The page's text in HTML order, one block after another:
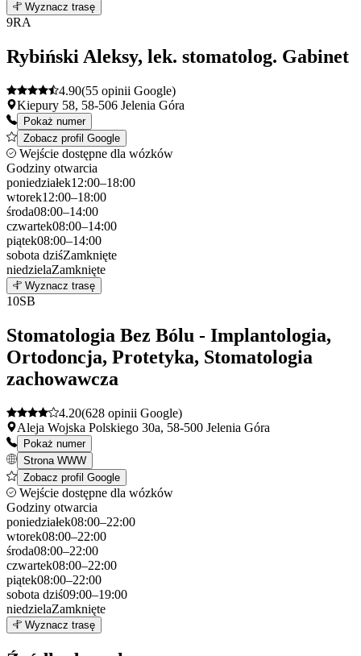
+
−
Wyznacz trasę
9RA
Rybiński Aleksy, lek. stomatolog. Gabinet
4.90(55 opinii Google)
Kiepury 58, 58-506 Jelenia Góra
Pokaż numer
Zobacz profil Google
Wejście dostępne dla wózków
Godziny otwarcia
poniedziałek12:00–18:00
wtorek12:00–18:00
środa08:00–14:00
czwartek08:00–14:00
piątek08:00–14:00
sobota dziśZamknięte
niedzielaZamknięte
+
Wyznacz trasę
10SB
Stomatologia Bez Bólu - Implantologia,
Ortodoncja, Protetyka, Stomatologia
zachowawcza
4.20(628 opinii Google)
Aleja Wojska Polskiego 30a, 58-500 Jelenia Góra
Pokaż numer
Strona WWW
Zobacz profil Google
Wejście dostępne dla wózków
Godziny otwarcia
poniedziałek08:00–22:00
wtorek08:00–22:00
środa08:00–22:00
czwartek08:00–22:00
piątek08:00–22:00
sobota dziś09:00–19:00
niedzielaZamknięte
+
Wyznacz trasę